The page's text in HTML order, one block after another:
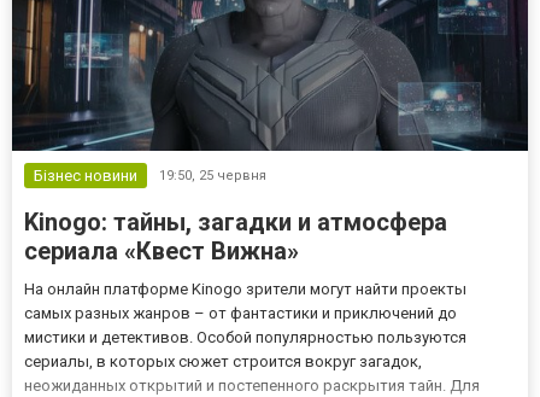
Бізнес новини 19:50, 25 червня
Kinogo: тайны, загадки и атмосфера
сериала «Квест Вижна»
На онлайн платформе Kinogo зрители могут найти проекты
самых разных жанров – от фантастики и приключений до
мистики и детективов. Особой популярностью пользуются
сериалы, в которых сюжет строится вокруг загадок,
неожиданных открытий и постепенного раскрытия тайн. Для